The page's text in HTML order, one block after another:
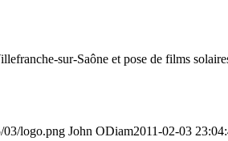
sur-Saône et pose de films
03/logo.png John ODiam2011-02-03